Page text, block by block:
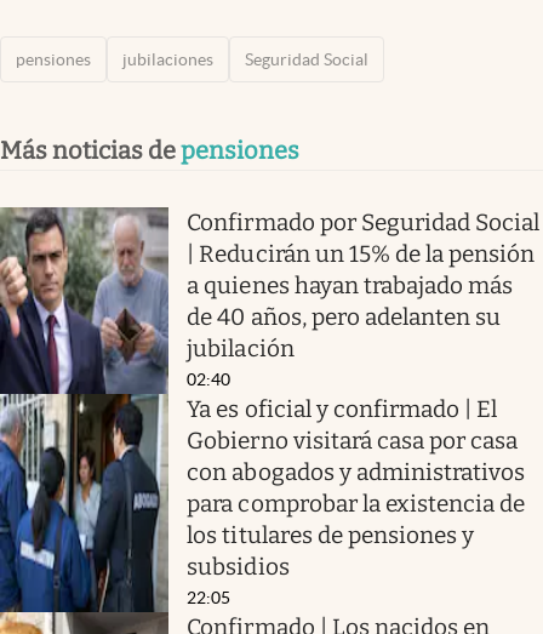
pensiones jubilaciones Seguridad Social
Más noticias depensiones
Confirmado por Seguridad Social
| Reducirán un 15% de la pensión
a quienes hayan trabajado más
de 40 años, pero adelanten su
jubilación
02:40
Ya es oficial y confirmado | El
Gobierno visitará casa por casa
con abogados y administrativos
para comprobar la existencia de
los titulares de pensiones y
subsidios
22:05
Confirmado | Los nacidos en